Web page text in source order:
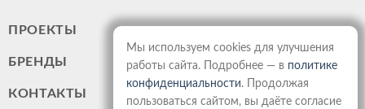
ПРОЕКТЫ
БРЕНДЫ
КОНТАКТЫ
Мы используем cookies для улучшения
работы сайта. Подробнее — в политике
конфиденциальности. Продолжая
пользоваться сайтом, вы даёте согласие